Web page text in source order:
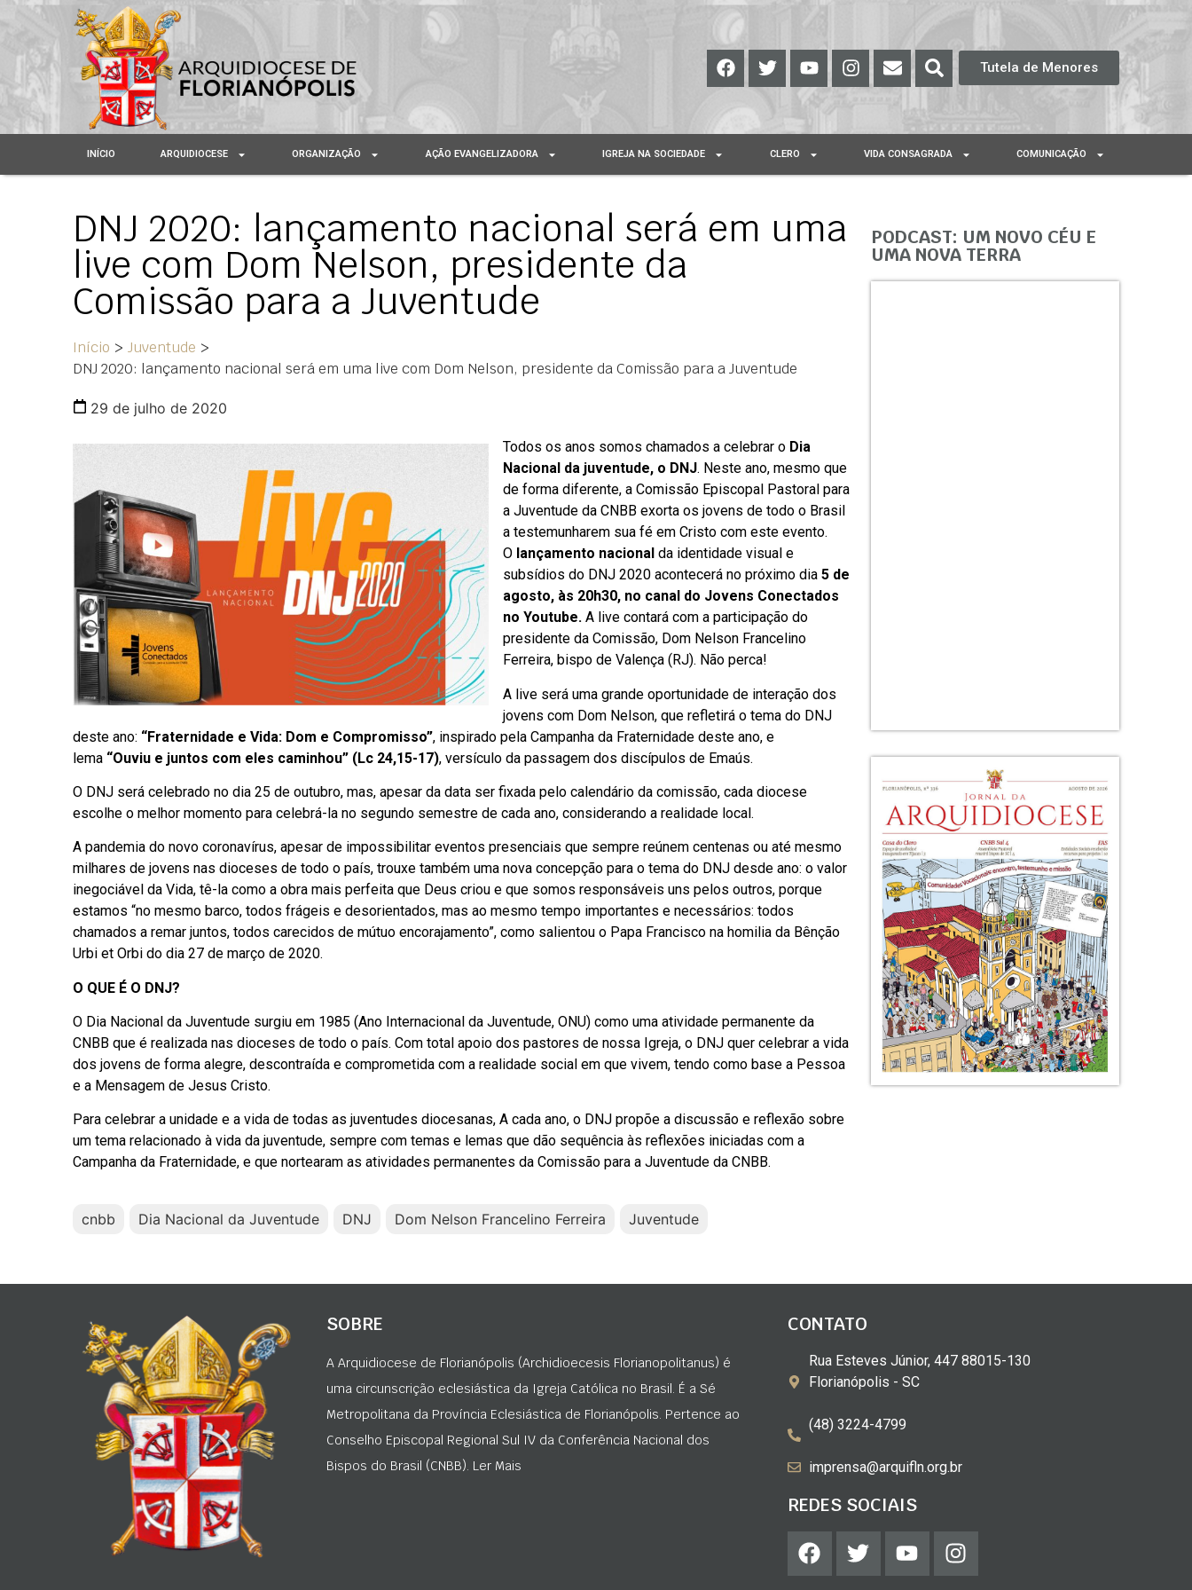
Tutela de Menores
INÍCIO ARQUIDIOCESE ORGANIZAÇÃO AÇÃO EVANGELIZADORA IGREJA NA SOCIEDADE CLERO VIDA CONSAGRADA COMUNICAÇÃO
DNJ 2020: lançamento nacional será em uma
live com Dom Nelson, presidente da
Comissão para a Juventude
Início > Juventude >
DNJ 2020: lançamento nacional será em uma live com Dom Nelson, presidente da Comissão para a Juventude
29 de julho de 2020
Todos os anos somos chamados a celebrar o Dia
Nacional da juventude, o DNJ. Neste ano, mesmo que
de forma diferente, a Comissão Episcopal Pastoral para
a Juventude da CNBB exorta os jovens de todo o Brasil
a testemunharem sua fé em Cristo com este evento.
O lançamento nacional da identidade visual e
subsídios do DNJ 2020 acontecerá no próximo dia 5 de
agosto, às 20h30, no canal do Jovens Conectados
no Youtube. A live contará com a participação do
presidente da Comissão, Dom Nelson Francelino
Ferreira, bispo de Valença (RJ). Não perca!
A live será uma grande oportunidade de interação dos
jovens com Dom Nelson, que refletirá o tema do DNJ
deste ano: “Fraternidade e Vida: Dom e Compromisso”, inspirado pela Campanha da Fraternidade deste ano, e
lema “Ouviu e juntos com eles caminhou” (Lc 24,15-17), versículo da passagem dos discípulos de Emaús.
O DNJ será celebrado no dia 25 de outubro, mas, apesar da data ser fixada pelo calendário da comissão, cada diocese
escolhe o melhor momento para celebrá-la no segundo semestre de cada ano, considerando a realidade local.
A pandemia do novo coronavírus, apesar de impossibilitar eventos presenciais que sempre reúnem centenas ou até mesmo
milhares de jovens nas dioceses de todo o país, trouxe também uma nova concepção para o tema do DNJ desde ano: o valor
inegociável da Vida, tê-la como a obra mais perfeita que Deus criou e que somos responsáveis uns pelos outros, porque
estamos “no mesmo barco, todos frágeis e desorientados, mas ao mesmo tempo importantes e necessários: todos
chamados a remar juntos, todos carecidos de mútuo encorajamento”, como salientou o Papa Francisco na homilia da Bênção
Urbi et Orbi do dia 27 de março de 2020.
O QUE É O DNJ?
O Dia Nacional da Juventude surgiu em 1985 (Ano Internacional da Juventude, ONU) como uma atividade permanente da
CNBB que é realizada nas dioceses de todo o país. Com total apoio dos pastores de nossa Igreja, o DNJ quer celebrar a vida
dos jovens de forma alegre, descontraída e comprometida com a realidade social em que vivem, tendo como base a Pessoa
e a Mensagem de Jesus Cristo.
Para celebrar a unidade e a vida de todas as juventudes diocesanas, A cada ano, o DNJ propõe a discussão e reflexão sobre
um tema relacionado à vida da juventude, sempre com temas e lemas que dão sequência às reflexões iniciadas com a
Campanha da Fraternidade, e que nortearam as atividades permanentes da Comissão para a Juventude da CNBB.
cnbb Dia Nacional da Juventude DNJ Dom Nelson Francelino Ferreira Juventude
PODCAST: UM NOVO CÉU E
UMA NOVA TERRA
SOBRE
A Arquidiocese de Florianópolis (Archidioecesis Florianopolitanus) é
uma circunscrição eclesiástica da Igreja Católica no Brasil. É a Sé
Metropolitana da Província Eclesiástica de Florianópolis. Pertence ao
Conselho Episcopal Regional Sul IV da Conferência Nacional dos
Bispos do Brasil (CNBB). Ler Mais
CONTATO
Rua Esteves Júnior, 447 88015-130
Florianópolis - SC
(48) 3224-4799
imprensa@arquifln.org.br
REDES SOCIAIS